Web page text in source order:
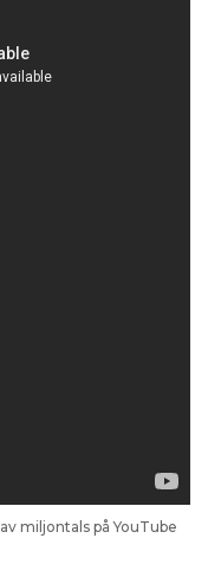
miljontals på YouTube